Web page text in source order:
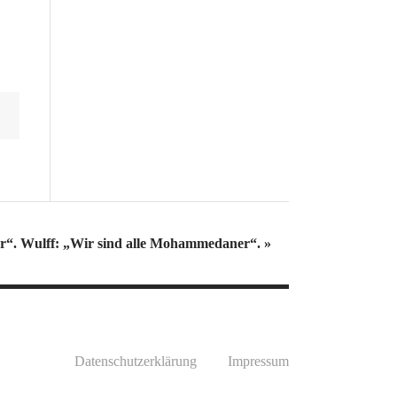
Wulff: „Wir sind alle Mohammedaner“. »
Datenschutzerklärung Impressum